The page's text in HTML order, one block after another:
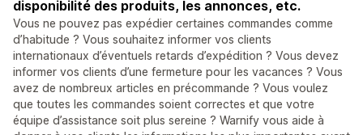
disponibilité des produits, les annonces, etc.
Vous ne pouvez pas expédier certaines commandes comme
d’habitude ? Vous souhaitez informer vos clients
internationaux d’éventuels retards d’expédition ? Vous devez
informer vos clients d’une fermeture pour les vacances ? Vous
avez de nombreux articles en précommande ? Vous voulez
que toutes les commandes soient correctes et que votre
équipe d’assistance soit plus sereine ? Warnify vous aide à